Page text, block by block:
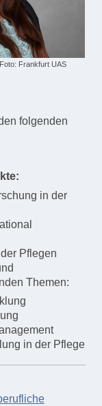
Frankfurt UAS
folgenden
in der
Pflegen
Themen:
in der Pflege